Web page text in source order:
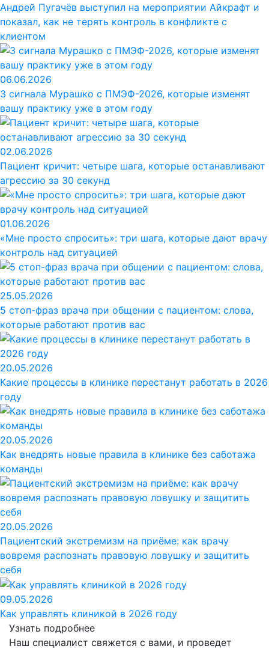
Андрей Пугачёв выступил на мероприятии Айкрафт и
показал, как не терять контроль в конфликте с
клиентом
06.06.2026
3 сигнала Мурашко с ПМЭФ-2026, которые изменят
вашу практику уже в этом году
02.06.2026
Пациент кричит: четыре шага, которые останавливают
агрессию за 30 секунд
01.06.2026
«Мне просто спросить»: три шага, которые дают врачу
контроль над ситуацией
25.05.2026
5 стоп-фраз врача при общении с пациентом: слова,
которые работают против вас
20.05.2026
Какие процессы в клинике перестанут работать в 2026
году
20.05.2026
Как внедрять новые правила в клинике без саботажа
команды
20.05.2026
Пациентский экстремизм на приёме: как врачу
вовремя распознать правовую ловушку и защитить
себя
09.05.2026
Как управлять клиникой в 2026 году
Узнать подробнее
Наш специалист свяжется с вами, и проведет